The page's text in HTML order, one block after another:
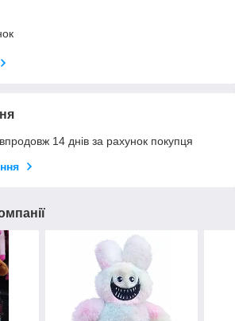
14 днів за рахунок покупця